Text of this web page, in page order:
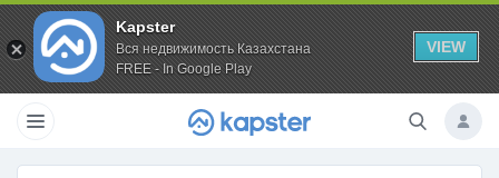
Kapster
Вся недвижимость Казахстана
FREE - In Google Play
VIEW